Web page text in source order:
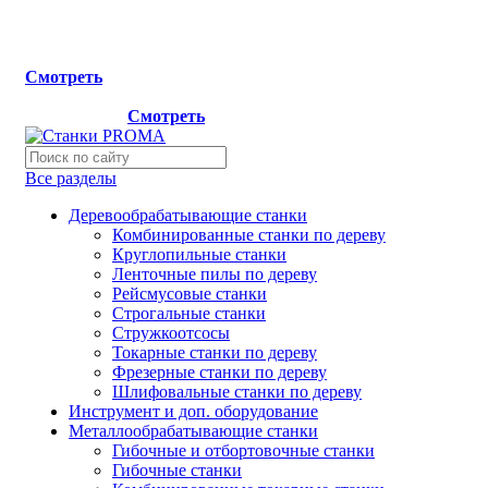
Смотреть
Смотреть
Все разделы
Деревообрабатывающие станки
Комбинированные станки по дереву
Круглопильные станки
Ленточные пилы по дереву
Рейсмусовые станки
Строгальные станки
Стружкоотсосы
Токарные станки по дереву
Фрезерные станки по дереву
Шлифовальные станки по дереву
Инструмент и доп. оборудование
Металлообрабатывающие станки
Гибочные и отбортовочные станки
Гибочные станки